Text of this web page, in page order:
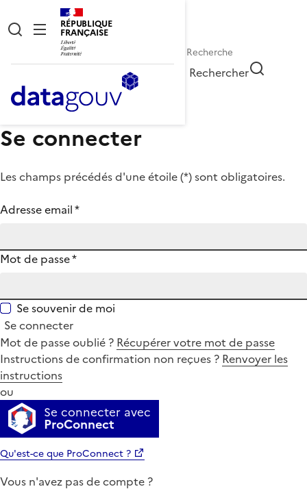
RÉPUBLIQUE
FRANÇAISE
Rechercher
Se connecter
Les champs précédés d'une étoile (*) sont obligatoires.
Adresse email*
Mot de passe*
Se souvenir de moi
Se connecter
Mot de passe oublié ? Récupérer votre mot de passe
Instructions de confirmation non reçues ? Renvoyer les
instructions
ou
Se connecter avec
ProConnect
Qu'est-ce que ProConnect ?
Vous n'avez pas de compte ?